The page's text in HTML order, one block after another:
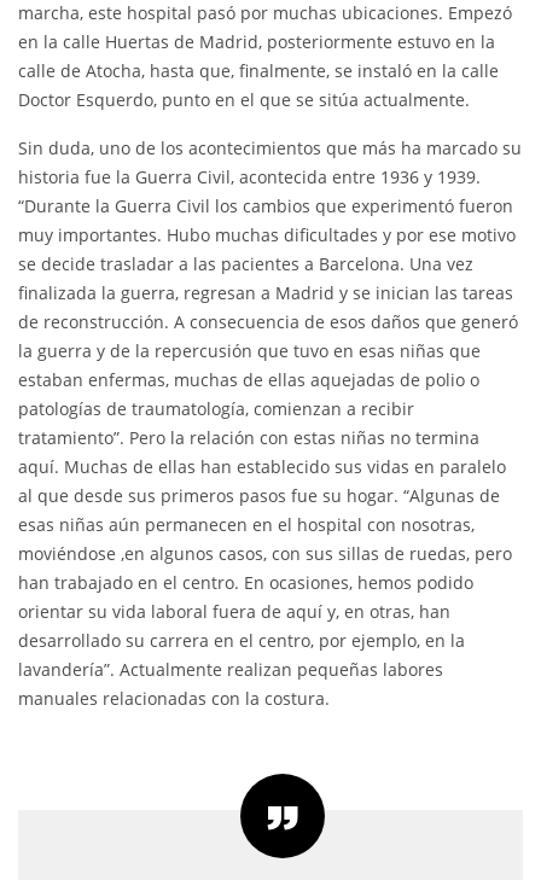
marcha, este hospital pasó por muchas ubicaciones. Empezó
en la calle Huertas de Madrid, posteriormente estuvo en la
calle de Atocha, hasta que, finalmente, se instaló en la calle
Doctor Esquerdo, punto en el que se sitúa actualmente.
Sin duda, uno de los acontecimientos que más ha marcado su
historia fue la Guerra Civil, acontecida entre 1936 y 1939.
“Durante la Guerra Civil los cambios que experimentó fueron
muy importantes. Hubo muchas dificultades y por ese motivo
se decide trasladar a las pacientes a Barcelona. Una vez
finalizada la guerra, regresan a Madrid y se inician las tareas
de reconstrucción. A consecuencia de esos daños que generó
la guerra y de la repercusión que tuvo en esas niñas que
estaban enfermas, muchas de ellas aquejadas de polio o
patologías de traumatología, comienzan a recibir
tratamiento”. Pero la relación con estas niñas no termina
aquí. Muchas de ellas han establecido sus vidas en paralelo
al que desde sus primeros pasos fue su hogar. “Algunas de
esas niñas aún permanecen en el hospital con nosotras,
moviéndose ,en algunos casos, con sus sillas de ruedas, pero
han trabajado en el centro. En ocasiones, hemos podido
orientar su vida laboral fuera de aquí y, en otras, han
desarrollado su carrera en el centro, por ejemplo, en la
lavandería”. Actualmente realizan pequeñas labores
manuales relacionadas con la costura.